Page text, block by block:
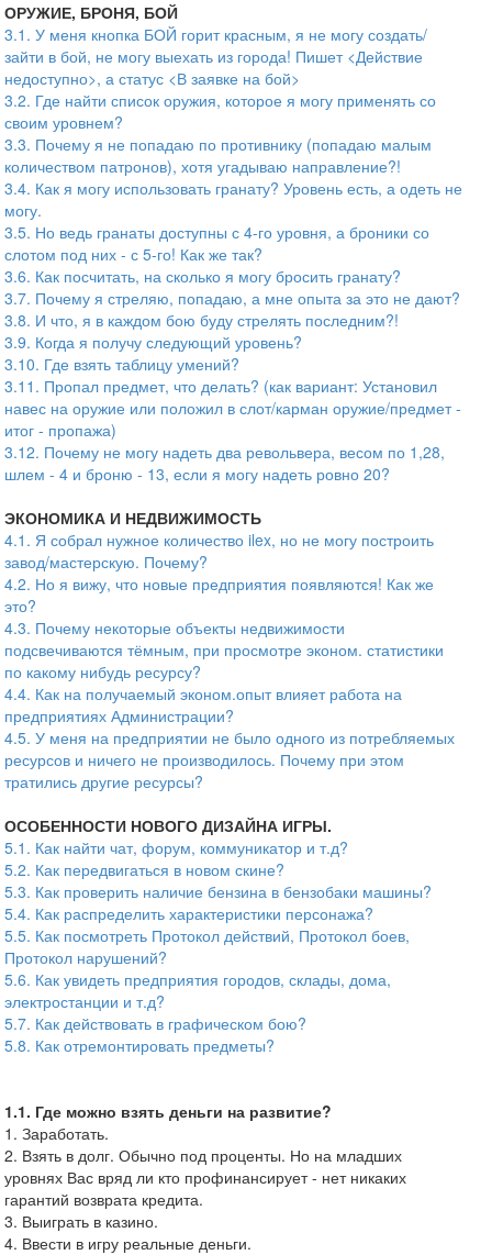
ОРУЖИЕ, БРОНЯ, БОЙ
3.1. У меня кнопка БОЙ горит красным, я не могу создать/
зайти в бой, не могу выехать из города! Пишет <Действие
недоступно>, а статус <В заявке на бой>
3.2. Где найти список оружия, которое я могу применять со
своим уровнем?
3.3. Почему я не попадаю по противнику (попадаю малым
количеством патронов), хотя угадываю направление?!
3.4. Как я могу использовать гранату? Уровень есть, а одеть не
могу.
3.5. Но ведь гранаты доступны с 4-го уровня, а броники со
слотом под них - с 5-го! Как же так?
3.6. Как посчитать, на сколько я могу бросить гранату?
3.7. Почему я стреляю, попадаю, а мне опыта за это не дают?
3.8. И что, я в каждом бою буду стрелять последним?!
3.9. Когда я получу следующий уровень?
3.10. Где взять таблицу умений?
3.11. Пропал предмет, что делать? (как вариант: Установил
навес на оружие или положил в слот/карман оружие/предмет -
итог - пропажа)
3.12. Почему не могу надеть два револьвера, весом по 1,28,
шлем - 4 и броню - 13, если я могу надеть ровно 20?
ЭКОНОМИКА И НЕДВИЖИМОСТЬ
4.1. Я собрал нужное количество ilex, но не могу построить
завод/мастерскую. Почему?
4.2. Но я вижу, что новые предприятия появляются! Как же
это?
4.3. Почему некоторые объекты недвижимости
подсвечиваются тёмным, при просмотре эконом. статистики
по какому нибудь ресурсу?
4.4. Как на получаемый эконом.опыт влияет работа на
предприятиях Администрации?
4.5. У меня на предприятии не было одного из потребляемых
ресурсов и ничего не производилось. Почему при этом
тратились другие ресурсы?
ОСОБЕННОСТИ НОВОГО ДИЗАЙНА ИГРЫ.
5.1. Как найти чат, форум, коммуникатор и т.д?
5.2. Как передвигаться в новом скине?
5.3. Как проверить наличие бензина в бензобаки машины?
5.4. Как распределить характеристики персонажа?
5.5. Как посмотреть Протокол действий, Протокол боев,
Протокол нарушений?
5.6. Как увидеть предприятия городов, склады, дома,
электростанции и т.д?
5.7. Как действовать в графическом бою?
5.8. Как отремонтировать предметы?
1.1. Где можно взять деньги на развитие?
1. Заработать.
2. Взять в долг. Обычно под проценты. Но на младших
уровнях Вас вряд ли кто профинансирует - нет никаких
гарантий возврата кредита.
3. Выиграть в казино.
4. Ввести в игру реальные деньги.